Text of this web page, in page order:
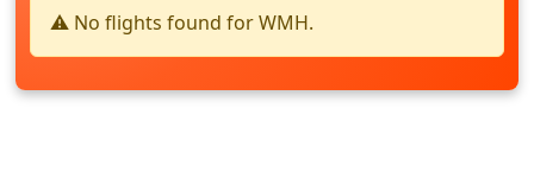
⚠️ No flights found for WMH.